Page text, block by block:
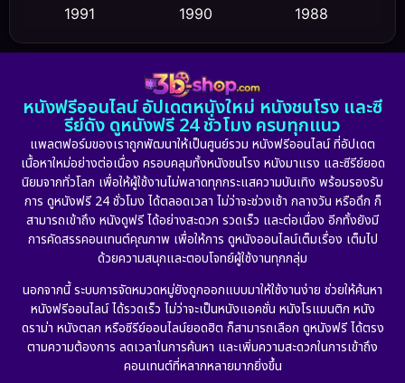
Dance เต้น
Detective สืบสวน (5)
Detective สืบสวน (56)
Disaster (10)
Disney+ (21)
Drama ดราม่า (882)
Dystopian (17)
1991
1990
1988
1986
1985
1983
1981
1974
1971 1962
หนังฟรีออนไลน์ อัปเดตหนังใหม่ หนังชนโรง และซี
รีย์ดัง ดูหนังฟรี 24 ชั่วโมง ครบทุกแนว
แพลตฟอร์มของเราถูกพัฒนาให้เป็นศูนย์รวม หนังฟรีออนไลน์ ที่อัปเดต
เนื้อหาใหม่อย่างต่อเนื่อง ครอบคลุมทั้งหนังชนโรง หนังมาแรง และซีรีย์ยอด
นิยมจากทั่วโลก เพื่อให้ผู้ใช้งานไม่พลาดทุกกระแสความบันเทิง พร้อมรองรับ
การ ดูหนังฟรี 24 ชั่วโมง ได้ตลอดเวลา ไม่ว่าจะช่วงเช้า กลางวัน หรือดึก ก็
สามารถเข้าถึง หนังดูฟรี ได้อย่างสะดวก รวดเร็ว และต่อเนื่อง อีกทั้งยังมี
การคัดสรรคอนเทนต์คุณภาพ เพื่อให้การ ดูหนังออนไลน์เต็มเรื่อง เต็มไป
ด้วยความสนุกและตอบโจทย์ผู้ใช้งานทุกกลุ่ม
นอกจากนี้ ระบบการจัดหมวดหมู่ยังถูกออกแบบมาให้ใช้งานง่าย ช่วยให้ค้นหา
หนังฟรีออนไลน์ ได้รวดเร็ว ไม่ว่าจะเป็นหนังแอคชั่น หนังโรแมนติก หนัง
ดราม่า หนังตลก หรือซีรีย์ออนไลน์ยอดฮิต ก็สามารถเลือก ดูหนังฟรี ได้ตรง
ตามความต้องการ ลดเวลาในการค้นหา และเพิ่มความสะดวกในการเข้าถึง
คอนเทนต์ที่หลากหลายมากยิ่งขึ้น